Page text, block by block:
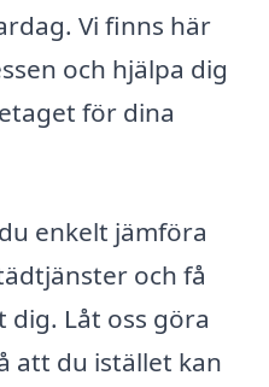
Vi finns här
och hjälpa dig
för dina
enkelt jämföra
och få
dig. Låt oss göra
att du istället kan